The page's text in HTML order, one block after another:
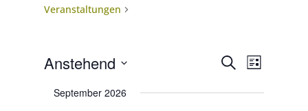
Veranstaltungen
SucheListe
Anstehend
wählen.
September 2026